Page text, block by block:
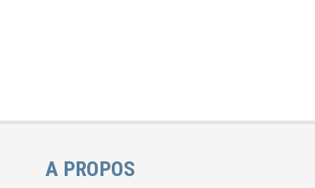
A PROPOS